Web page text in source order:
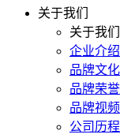
关于我们
关于我们
企业介绍
品牌文化
品牌荣誉
品牌视频
公司历程